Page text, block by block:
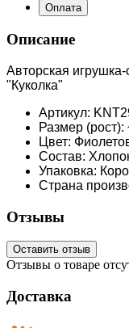
Оплата
Описание
Авторская
"Куколка"
Артикул:
Размер (рост):
Цвет:
Состав:
Упаковка:
Страна
Отзывы
Оставить отзыв
Отзывы о товаре
Доставка